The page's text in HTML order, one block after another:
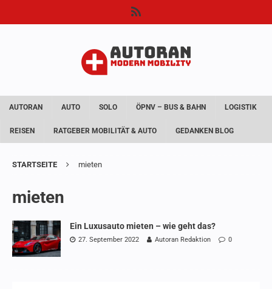
AUTORAN AUTO SOLO ÖPNV – BUS & BAHN LOGISTIK
REISEN RATGEBER MOBILITÄT & AUTO GEDANKEN BLOG
STARTSEITE mieten
mieten
Ein Luxusauto mieten – wie geht das?
27. September 2022 Autoran Redaktion 0